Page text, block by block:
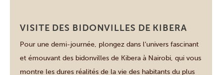
Nairobi
VISITE DES BIDONVILLES DE KIBERA
Pour une demi-journée, plongez dans l’univers fascinant
et émouvant des bidonvilles de Kibera à Nairobi, qui vous
montre les dures réalités de la vie des habitants du plus